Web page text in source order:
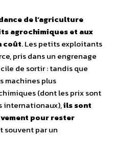
de l’agriculture
agrochimiques et aux
coût. Les petits exploitants
pris dans un engrenage
de sortir : tandis que
machines plus
(dont les prix sont
internationaux),ils sont
pour rester
souvent par un